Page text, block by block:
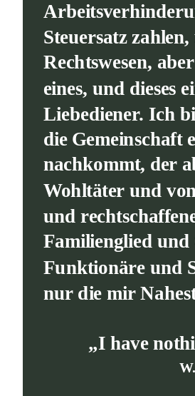
Steuersatz
Rechtswesen,
eines, und dieses
Liebediener. Ich
die Gemeinschaft
nachkommt, der
Wohltäter und
und
Familienglied und
Funktionäre und
nur die mir
„I have